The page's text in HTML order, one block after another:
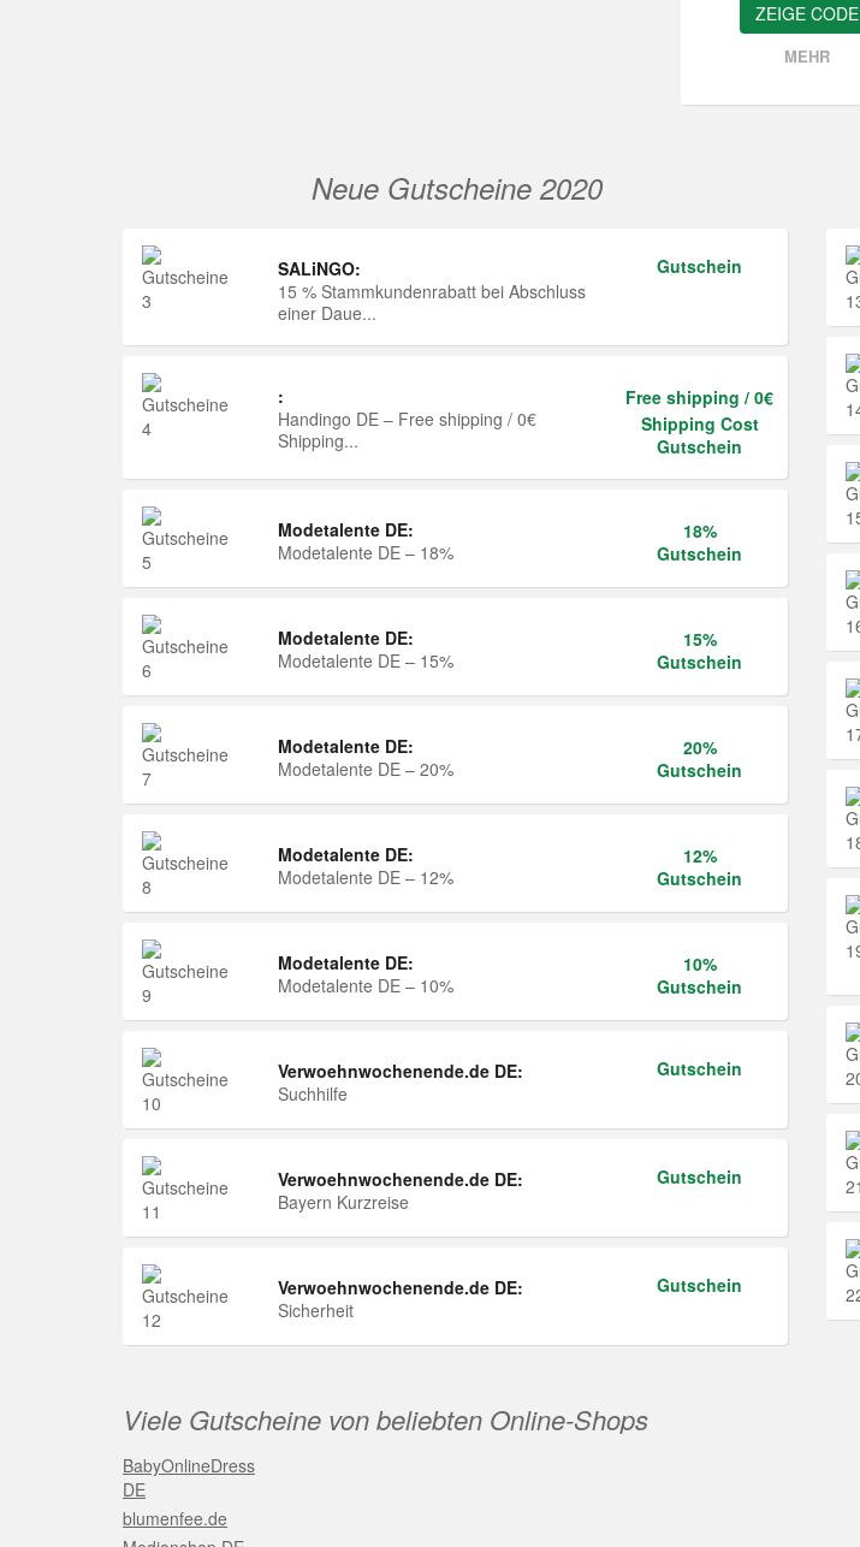
ZEIGE CODE
MEHR
Neue Gutscheine 2020
SALiNGO:
15 % Stammkundenrabatt bei Abschluss
einer Daue...
Gutschein
:
Handingo DE – Free shipping / 0€
Shipping...
Free shipping / 0€
Shipping Cost
Gutschein
Modetalente DE:
Modetalente DE – 18%
18%
Gutschein
Modetalente DE:
Modetalente DE – 15%
15%
Gutschein
Modetalente DE:
Modetalente DE – 20%
20%
Gutschein
Modetalente DE:
Modetalente DE – 12%
12%
Gutschein
Modetalente DE:
Modetalente DE – 10%
10%
Gutschein
Verwoehnwochenende.de DE:
Suchhilfe
Gutschein
Verwoehnwochenende.de DE:
Bayern Kurzreise
Gutschein
Verwoehnwochenende.de DE:
Sicherheit
Gutschein
Viele Gutscheine von beliebten Online-Shops
BabyOnlineDress
DE
blumenfee.de